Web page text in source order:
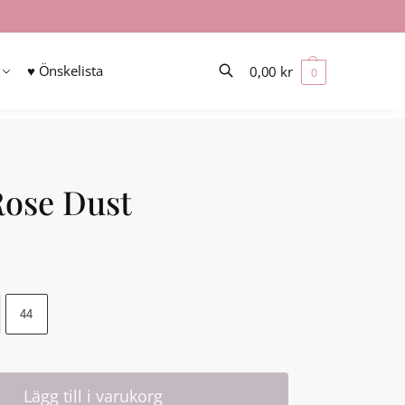
♥ Önskelista 0,00 kr 0
Dust
44
Lägg till i varukorg